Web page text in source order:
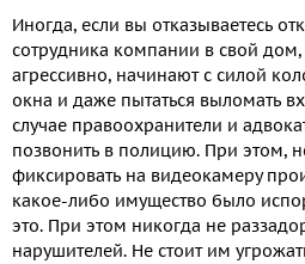
Иногда, если вы отказываетесь
сотрудника компании в свой
агрессивно, начинают с силой
окна и даже пытаться выломать
случае правоохранители и
позвонить в полицию. При этом,
фиксировать на видеокамеру
какое-либо имущество было
это. При этом никогда не
нарушителей. Не стоит им